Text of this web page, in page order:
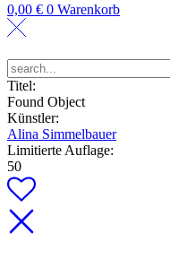
0,00 € 0 Warenkorb
Titel:
Found Object
Künstler:
Alina Simmelbauer
Limitierte Auflage:
50